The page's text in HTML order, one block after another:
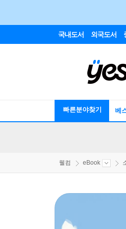
국내도서 외국도서
빠른분야찾기 베
웰컴 eBook